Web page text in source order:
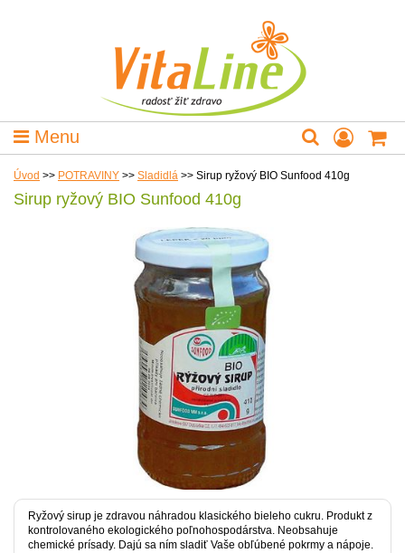
Menu
Úvod >> POTRAVINY >> Sladidlá >> Sirup ryžový BIO Sunfood 410g
Sirup ryžový BIO Sunfood 410g
Ryžový sirup je zdravou náhradou klasického bieleho cukru. Produkt z
kontrolovaného ekologického poľnohospodárstva. Neobsahuje
chemické prísady. Dajú sa ním sladiť Vaše obľúbené pokrmy a nápoje.